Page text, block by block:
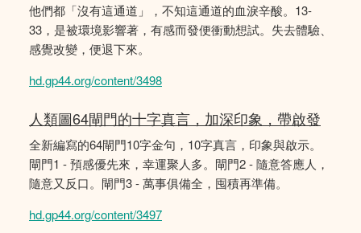
他們都「沒有這通道」，不知這通道的血淚辛酸。13-
33，是被環境影響著，有感而發便衝動想試。失去體驗、
感覺改變，便退下來。
hd.gp44.org/content/3498
人類圖64閘門的十字真言，加深印象，帶啟發
全新編寫的64閘門10字金句，10字真言，印象與啟示。
閘門1 - 預感優先來，幸運聚人多。閘門2 - 隨意答應人，
隨意又反口。閘門3 - 萬事俱備全，囤積再準備。
hd.gp44.org/content/3497